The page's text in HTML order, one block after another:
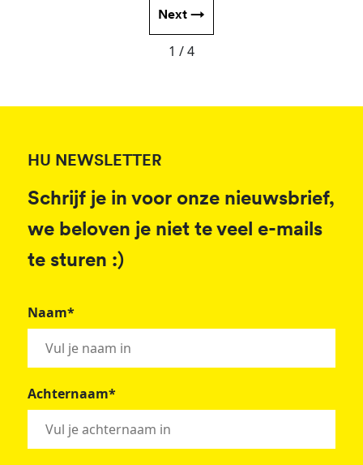
Next →
1 / 4
HU NEWSLETTER
Schrijf je in voor onze nieuwsbrief,
we beloven je niet te veel e-mails
te sturen :)
Naam*
Achternaam*